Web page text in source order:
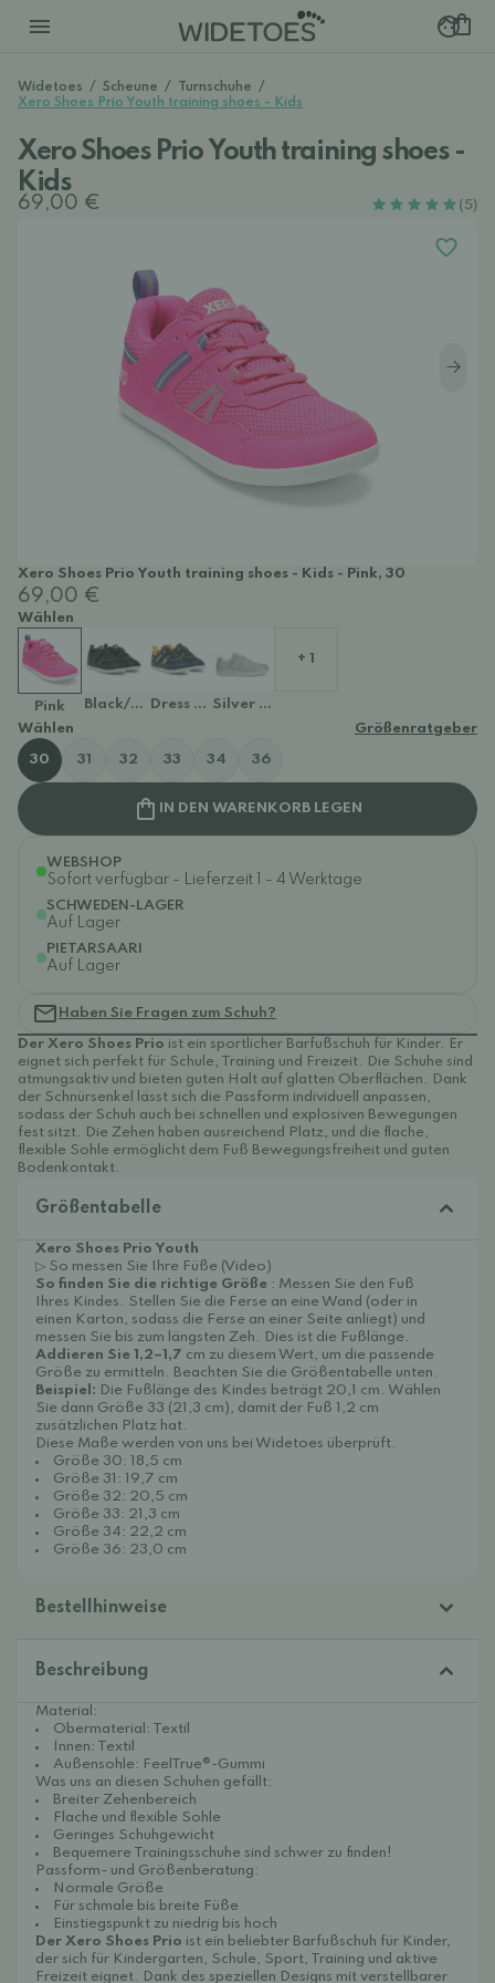
Widetoes / Scheune / Turnschuhe /
Xero Shoes Prio Youth training shoes - Kids
Xero Shoes Prio Youth training shoes -
Kids
69,00 € (5)
Xero Shoes Prio Youth training shoes - Kids - Pink, 30
69,00 €
Wählen
Pink Black/whiteDress Blues/Spectra Yellow
Silver Glitter
+ 1
Wählen Größenratgeber
30 31 32 33 34 36
IN DEN WARENKORB LEGEN
WEBSHOP
Sofort verfügbar - Lieferzeit 1 - 4 Werktage
SCHWEDEN-LAGER
Auf Lager
PIETARSAARI
Auf Lager
Haben Sie Fragen zum Schuh?
Der Xero Shoes Prio ist ein sportlicher Barfußschuh für Kinder. Er
eignet sich perfekt für Schule, Training und Freizeit. Die Schuhe sind
atmungsaktiv und bieten guten Halt auf glatten Oberflächen. Dank
der Schnürsenkel lässt sich die Passform individuell anpassen,
sodass der Schuh auch bei schnellen und explosiven Bewegungen
fest sitzt. Die Zehen haben ausreichend Platz, und die flache,
flexible Sohle ermöglicht dem Fuß Bewegungsfreiheit und guten
Bodenkontakt.
Größentabelle
Xero Shoes Prio Youth
▷ So messen Sie Ihre Füße (Video)
So finden Sie die richtige Größe : Messen Sie den Fuß
Ihres Kindes. Stellen Sie die Ferse an eine Wand (oder in
einen Karton, sodass die Ferse an einer Seite anliegt) und
messen Sie bis zum längsten Zeh. Dies ist die Fußlänge.
Addieren Sie 1,2–1,7 cm zu diesem Wert, um die passende
Größe zu ermitteln. Beachten Sie die Größentabelle unten.
Beispiel: Die Fußlänge des Kindes beträgt 20,1 cm. Wählen
Sie dann Größe 33 (21,3 cm), damit der Fuß 1,2 cm
zusätzlichen Platz hat.
Diese Maße werden von uns bei Widetoes überprüft.
Größe 30: 18,5 cm
Größe 31: 19,7 cm
Größe 32: 20,5 cm
Größe 33: 21,3 cm
Größe 34: 22,2 cm
Größe 36: 23,0 cm
Bestellhinweise
Beschreibung
Material:
Obermaterial: Textil
Innen: Textil
Außensohle: FeelTrue®-Gummi
Was uns an diesen Schuhen gefällt:
Breiter Zehenbereich
Flache und flexible Sohle
Geringes Schuhgewicht
Bequemere Trainingsschuhe sind schwer zu finden!
Passform- und Größenberatung:
Normale Größe
Für schmale bis breite Füße
Einstiegspunkt zu niedrig bis hoch
Der Xero Shoes Prio ist ein beliebter Barfußschuh für Kinder,
der sich für Kindergarten, Schule, Sport, Training und aktive
Freizeit eignet. Dank des speziellen Designs mit verstellbarer